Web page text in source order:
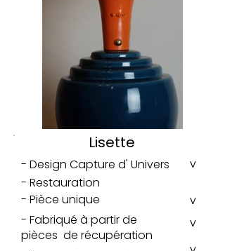
- Design Capture d' Univers
- Restauration
- Pièce unique
- Fabriqué à partir de
pièces de récupération
v
v
v
Lisette